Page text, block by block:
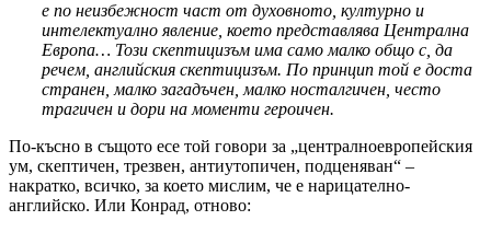
е по неизбежност част от духовното, културно и
интелектуално явление, което представлява Централна
Европа… Този скептицизъм има само малко общо с, да
речем, английския скептицизъм. По принцип той е доста
странен, малко загадъчен, малко носталгичен, често
трагичен и дори на моменти героичен.
По-късно в същото есе той говори за „централноевропейския
ум, скептичен, трезвен, антиутопичен, подценяван“ –
накратко, всичко, за което мислим, че е нарицателно-
английско. Или Конрад, отново: